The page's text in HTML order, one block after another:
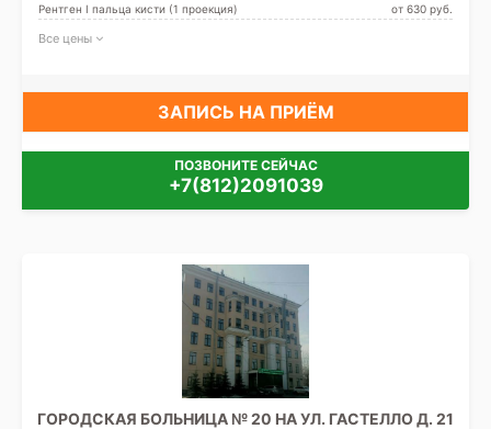
Рентген I пальца кисти (1 проекция) от 630 pуб.
Все цены
ЗАПИСЬ НА ПРИЁМ
ПОЗВОНИТЕ СЕЙЧАС
+7(812)2091039
ГОРОДСКАЯ БОЛЬНИЦА № 20 НА УЛ. ГАСТЕЛЛО Д. 21